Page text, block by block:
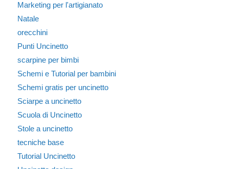
Marketing per l'artigianato
Natale
orecchini
Punti Uncinetto
scarpine per bimbi
Schemi e Tutorial per bambini
Schemi gratis per uncinetto
Sciarpe a uncinetto
Scuola di Uncinetto
Stole a uncinetto
tecniche base
Tutorial Uncinetto